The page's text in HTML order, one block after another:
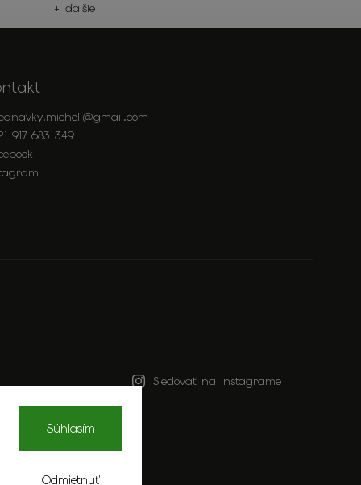
Odmietnuť
Súhlasím
+ ďalšie
@gmail.com
917 683 349
Sledovať na Instagrame